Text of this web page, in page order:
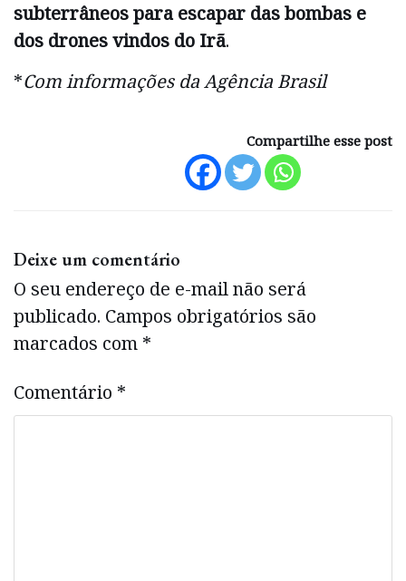
subterrâneos para escapar das bombas e
dos drones vindos do Irã.
*Com informações da Agência Brasil
Compartilhe esse post
Deixe um comentário
O seu endereço de e-mail não será
publicado. Campos obrigatórios são
marcados com *
Comentário *